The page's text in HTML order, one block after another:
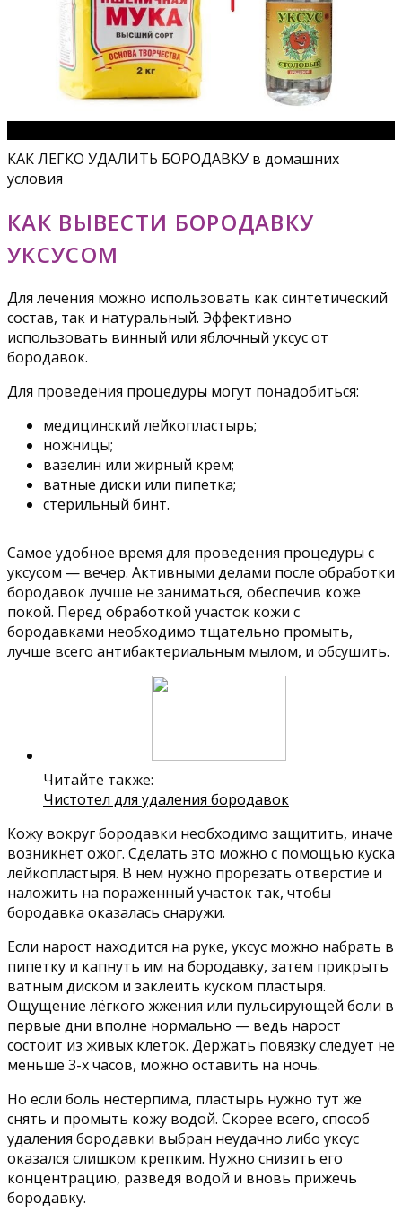
КАК ЛЕГКО УДАЛИТЬ БОРОДАВКУ в домашних
условия
КАК ВЫВЕСТИ БОРОДАВКУ
УКСУСОМ
Для лечения можно использовать как синтетический
состав, так и натуральный. Эффективно
использовать винный или яблочный уксус от
бородавок.
Для проведения процедуры могут понадобиться:
медицинский лейкопластырь;
ножницы;
вазелин или жирный крем;
ватные диски или пипетка;
стерильный бинт.
Самое удобное время для проведения процедуры с
уксусом — вечер. Активными делами после обработки
бородавок лучше не заниматься, обеспечив коже
покой. Перед обработкой участок кожи с
бородавками необходимо тщательно промыть,
лучше всего антибактериальным мылом, и обсушить.
Читайте также:
Чистотел для удаления бородавок
Кожу вокруг бородавки необходимо защитить, иначе
возникнет ожог. Сделать это можно с помощью куска
лейкопластыря. В нем нужно прорезать отверстие и
наложить на пораженный участок так, чтобы
бородавка оказалась снаружи.
Если нарост находится на руке, уксус можно набрать в
пипетку и капнуть им на бородавку, затем прикрыть
ватным диском и заклеить куском пластыря.
Ощущение лёгкого жжения или пульсирующей боли в
первые дни вполне нормально — ведь нарост
состоит из живых клеток. Держать повязку следует не
меньше 3-х часов, можно оставить на ночь.
Но если боль нестерпима, пластырь нужно тут же
снять и промыть кожу водой. Скорее всего, способ
удаления бородавки выбран неудачно либо уксус
оказался слишком крепким. Нужно снизить его
концентрацию, разведя водой и вновь прижечь
бородавку.